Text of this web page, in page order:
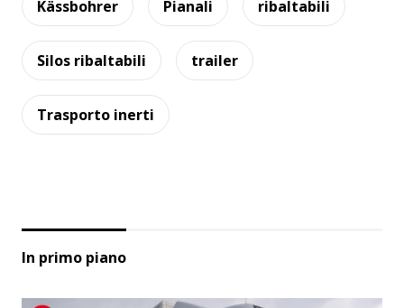
Kässbohrer Pianali ribaltabili
Silos ribaltabili trailer
Trasporto inerti
In primo piano